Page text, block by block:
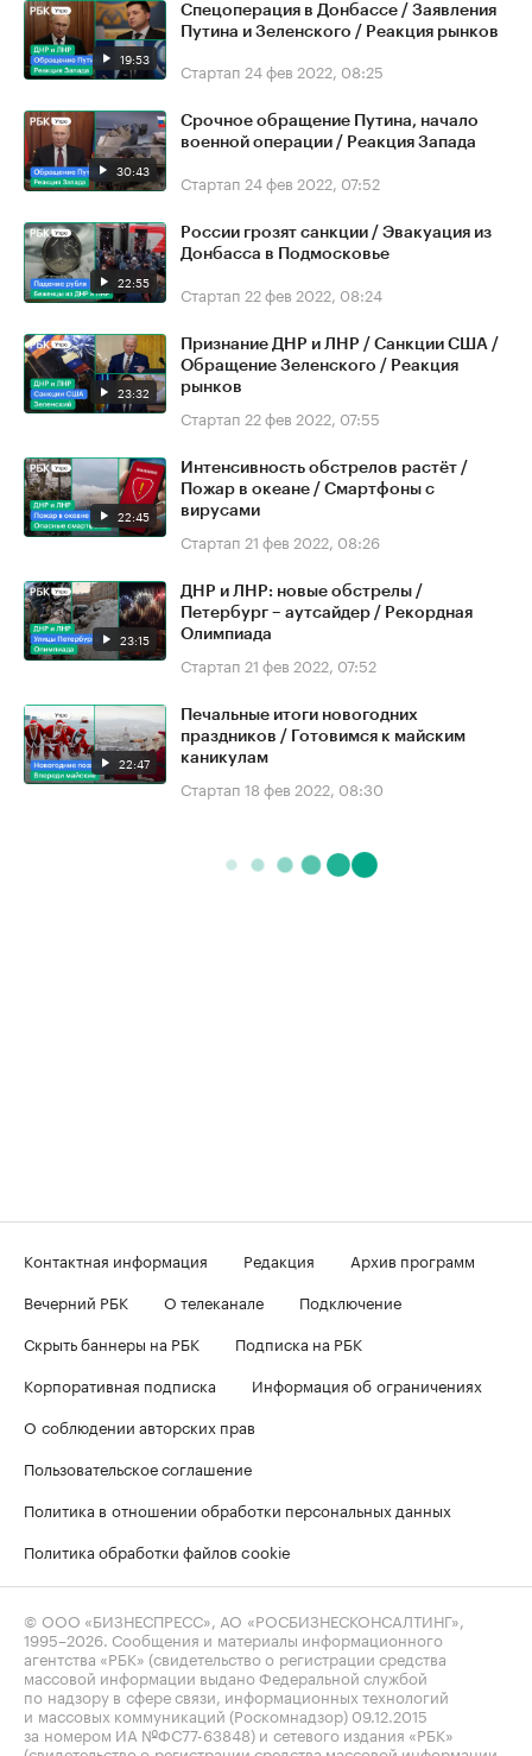
19:53
Спецоперация в Донбассе / Заявления
Путина и Зеленского / Реакция рынков
Стартап 24 фев 2022, 08:25
30:43
Срочное обращение Путина, начало
военной операции / Реакция Запада
Стартап 24 фев 2022, 07:52
22:55
России грозят санкции / Эвакуация из
Донбасса в Подмосковье
Стартап 22 фев 2022, 08:24
23:32
Признание ДНР и ЛНР / Санкции США /
Обращение Зеленского / Реакция
рынков
Стартап 22 фев 2022, 07:55
22:45
Интенсивность обстрелов растёт /
Пожар в океане / Смартфоны с
вирусами
Стартап 21 фев 2022, 08:26
23:15
ДНР и ЛНР: новые обстрелы /
Петербург – аутсайдер / Рекордная
Олимпиада
Стартап 21 фев 2022, 07:52
22:47
Печальные итоги новогодних
праздников / Готовимся к майским
каникулам
Стартап 18 фев 2022, 08:30
Контактная информация Редакция
Архив программ
Вечерний РБК
О телеканале
Подключение
Скрыть баннеры на РБК
Подписка на РБК
Корпоративная подписка
Информация об ограничениях
О соблюдении авторских прав
Пользовательское соглашение
Политика в отношении обработки персональных данных
Политика обработки файлов cookie
© ООО «БИЗНЕСПРЕСС», АО «РОСБИЗНЕСКОНСАЛТИНГ»,
1995–2026 . Сообщения и материалы информационного
агентства «РБК» (свидетельство о регистрации средства
массовой информации выдано Федеральной службой
по надзору в сфере связи, информационных технологий
и массовых коммуникаций (Роскомнадзор) 09.12.2015
за номером ИА №ФС77-63848) и сетевого издания «РБК»